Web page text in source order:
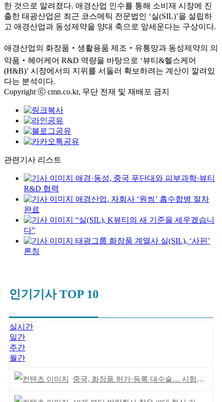
한 것으로 알려졌다. 애경산업 인수를 통해 소비재 시장에 진
출한 태광산업은 최근 코스메틱 전문법인 ‘실(SIL)’을 설립하
고 애경산업과 동성제약을 양대 축으로 앞세운다는 구상이다.
애경산업의 화장품‧생활용품 제조‧유통망과 동성제약의 의
약품‧헤어케어 R&D 역량을 바탕으로 ‘뷰티&헬스케어
(H&B)’ 시장에서의 지위를 서둘러 확보하려는 계산이 깔려있
다는 분석이다.
Copyright ⓒ cmn.co.kr, 무단 전재 및 재배포 금지
관련기사 리스트
애경·동성, 중국 푸단대와 피부과학·뷰티
R&D 협력
애경산업, 자회사 ‘원씽’ 흡수합병 절차
완료
“실(SIL), K뷰티의 새 기준을 세우겠습니
다”
태광그룹 화장품 계열사 실(SIL), ‘사핀’
론칭
인기기사 TOP 10
실시간
일간
주간
월간
중국, 화장품 허가·등록 대수술… 시험자료 공용 허용